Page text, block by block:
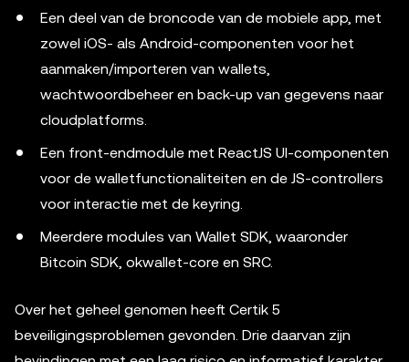
Een deel van de broncode van de mobiele app, met
zowel iOS- als Android-componenten voor het
aanmaken/importeren van wallets,
wachtwoordbeheer en back-up van gegevens naar
cloudplatforms.
Een front-endmodule met ReactJS UI-componenten
voor de walletfunctionaliteiten en de JS-controllers
voor interactie met de keyring.
Meerdere modules van Wallet SDK, waaronder
Bitcoin SDK, okwallet-core en SRC.
Over het geheel genomen heeft Certik 5
beveiligingsproblemen gevonden. Drie daarvan zijn